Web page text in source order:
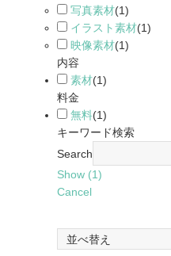
写真素材(1)
イラスト素材(1)
映像素材(1)
内容
素材(1)
料金
無料(1)
キーワード検索
Search
Show (1)
Cancel